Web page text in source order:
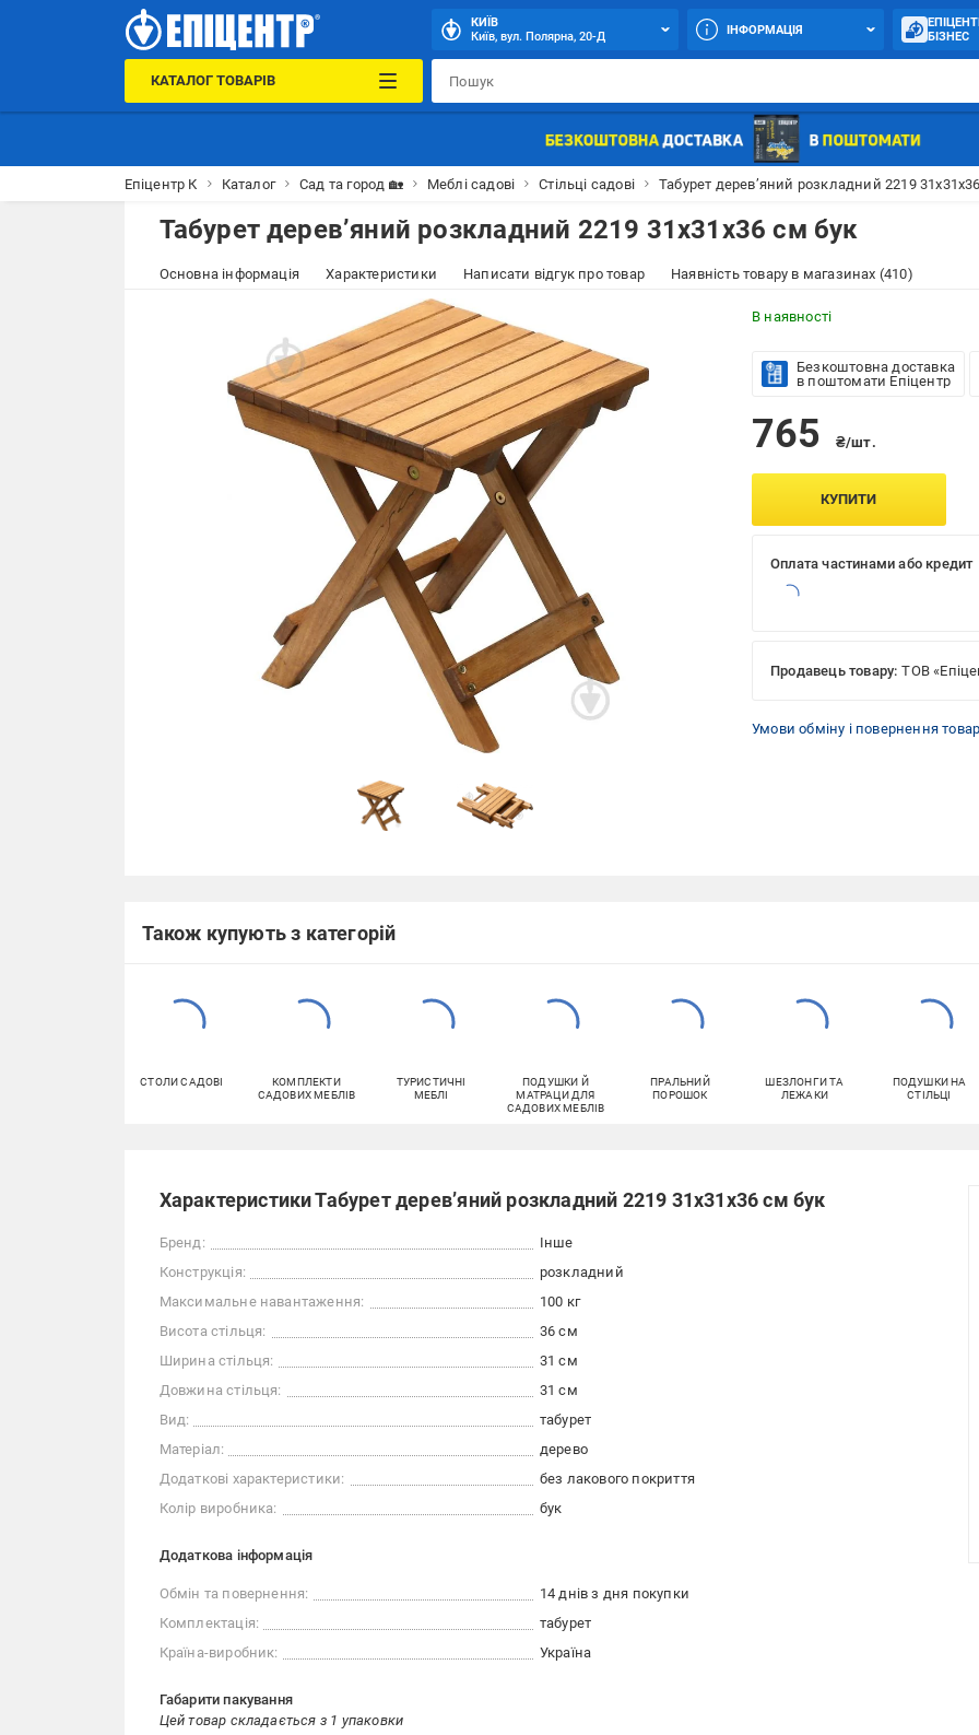
КИЇВ
Київ, вул. Полярна, 20-Д
ІНФОРМАЦІЯ
БІЗНЕС
КАТАЛОГ ТОВАРІВ
Епіцентр К Каталог Сад та город 🏡 Меблі садові Стільці садові Табурет дерев’яний розкладний 2219
Табурет дерев’яний розкладний 2219 31х31х36 см бук
Основна інформація Характеристики Написати відгук про товар Наявність товару в магазинах (410)
В наявності
Безкоштовна доставка
в поштомати Епіцентр
765 ₴/шт.
КУПИТИ
Оплата частинами або кредит
Продавець товару: ТОВ
Умови обміну і повернення
Також купують з категорій
СТОЛИ САДОВІ
КОМПЛЕКТИ
САДОВИХ МЕБЛІВ
ТУРИСТИЧНІ
МЕБЛІ
ПОДУШКИ Й
МАТРАЦИ ДЛЯ
САДОВИХ МЕБЛІВ
ПРАЛЬНИЙ
ПОРОШОК
ШЕЗЛОНГИ ТА
ЛЕЖАКИ
ПОДУШКИ НА
СТІЛЬЦІ
Характеристики Табурет дерев’яний розкладний 2219 31х31х36 см бук
Бренд:
Інше
Конструкція:
розкладний
Максимальне навантаження:
100 кг
Висота стільця:
36 см
Ширина стільця:
31 см
Довжина стільця:
31 см
Вид:
табурет
Матеріал:
дерево
Додаткові характеристики:
без лакового покриття
Колір виробника:
бук
Додаткова інформація
Обмін та повернення:
14 днів з дня покупки
Комплектація:
табурет
Країна-виробник:
Україна
Габарити пакування
Цей товар складається з 1 упаковки